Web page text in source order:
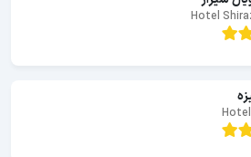
Hotel